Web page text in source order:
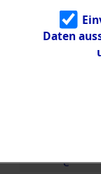
g
5.3.3
e
Daten